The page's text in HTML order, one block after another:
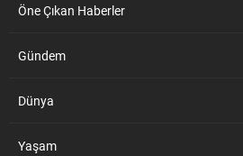
Öne Çıkan Haberler
Gündem
Dünya
Yaşam